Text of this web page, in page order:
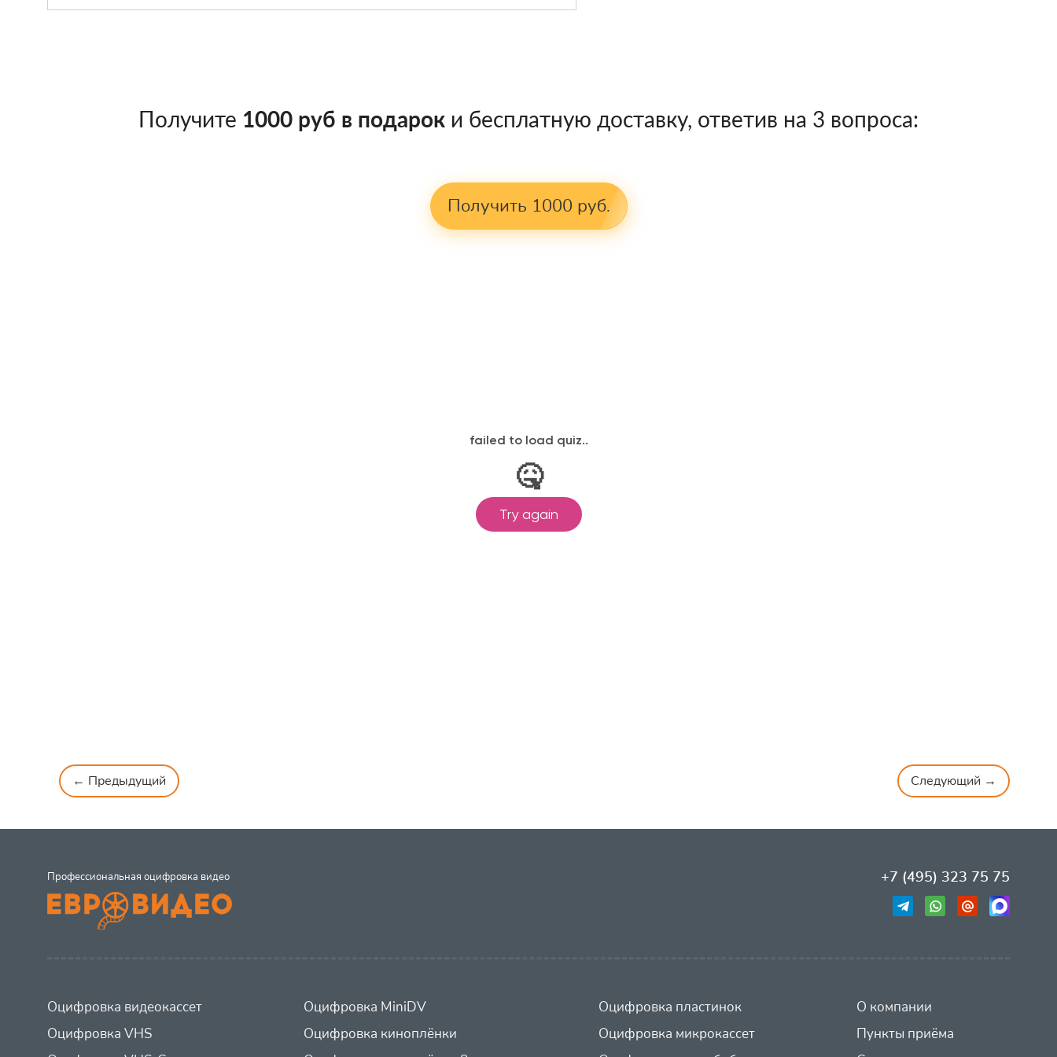
Получите 1000 руб в подарок и бесплатную доставку, ответив на 3 вопроса:
Получить 1000 руб.
← Предыдущий Следующий →
Профессиональная оцифровка видео +7 (495) 323 75 75
Оцифровка видеокассет
Оцифровка VHS
Оцифровка MiniDV
Оцифровка киноплёнки
Оцифровка пластинок
Оцифровка микрокассет
О компании
Пункты приёма